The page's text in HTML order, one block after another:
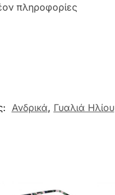
πληροφορίες
Ανδρικά, Γυαλιά Ηλίου